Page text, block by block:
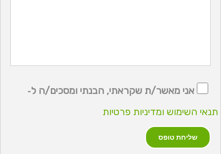
אני מאשר/ת שקראתי, הבנתי ומסכים/ה ל‑
תנאי השימוש ומדיניות פרטיות